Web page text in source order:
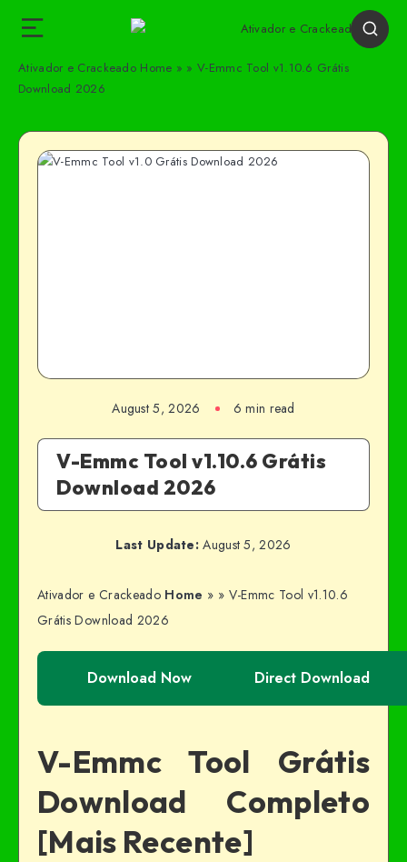
Ativador e Crackeado Home » »V-Emmc Tool v1.10.6 Grátis
Download 2026
August 5, 2026 6 min read
V-Emmc Tool v1.10.6 Grátis
Download 2026
Last Update: August 5, 2026
Ativador e Crackeado Home » » V-Emmc Tool v1.10.6
Grátis Download 2026
Download Now Direct Download
V-Emmc Tool Grátis
Download Completo
[Mais Recente]